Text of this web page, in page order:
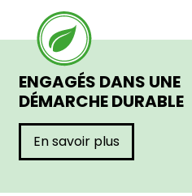
ENGAGÉS DANS UNE
DÉMARCHE DURABLE
En savoir plus